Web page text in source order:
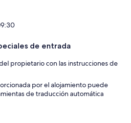
de entrada
propietario con las instrucciones de
por el alojamiento puede
de traducción automática